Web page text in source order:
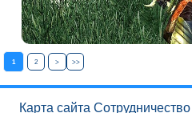
1 2 > >>
Карта сайта Сотрудничество